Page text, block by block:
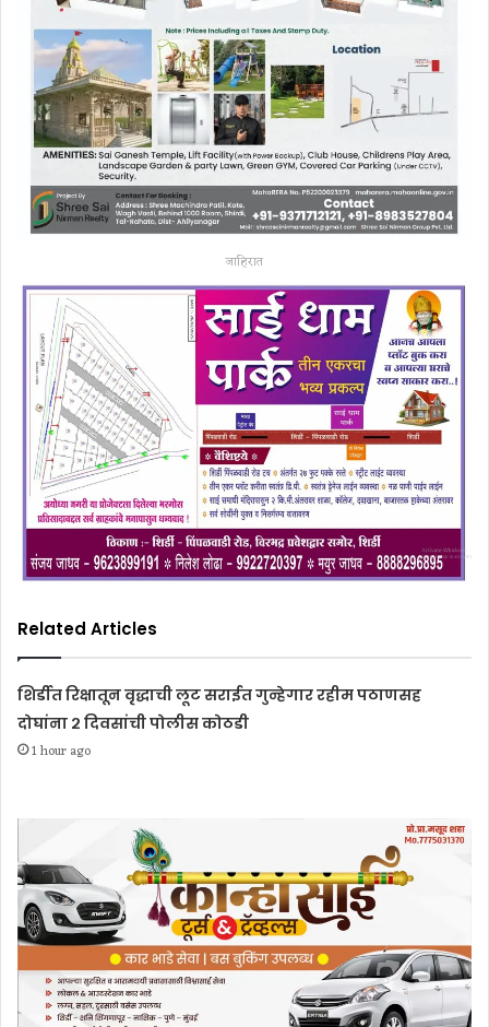
जाहिरात
Related Articles
शिर्डीत रिक्षातून वृद्धाची लूट सराईत गुन्हेगार रहीम पठाणसह
दोघांना २ दिवसांची पोलीस कोठडी
1 hour ago